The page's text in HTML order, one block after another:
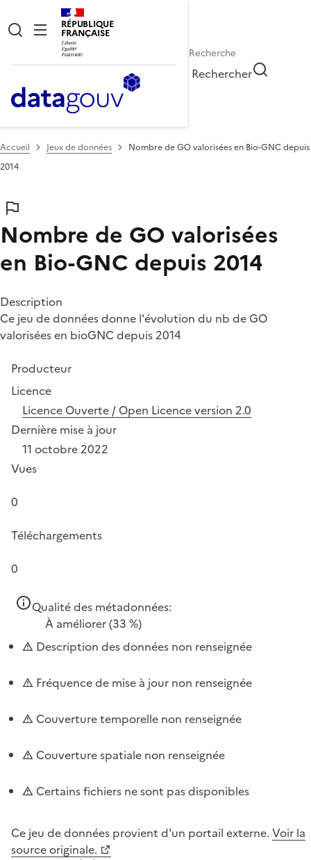
RÉPUBLIQUE
FRANÇAISE
Rechercher
Accueil Jeux de données
Nombre de GO valorisées en Bio-GNC depuis
2014
Nombre de GO valorisées
en Bio-GNC depuis 2014
Description
Ce jeu de données donne l'évolution du nb de GO
valorisées en bioGNC depuis 2014
Producteur
Licence
Licence Ouverte / Open Licence version 2.0
Dernière mise à jour
11 octobre 2022
Vues
0
Téléchargements
0
Qualité des métadonnées:
À améliorer(33 %)
Description des données non renseignée
Fréquence de mise à jour non renseignée
Couverture temporelle non renseignée
Couverture spatiale non renseignée
Certains fichiers ne sont pas disponibles
Ce jeu de données provient d'un portail externe. Voir la
source originale.